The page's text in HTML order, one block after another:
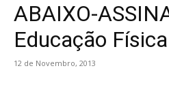
ABAIXO-
Educação
12 de Novembro, 2013